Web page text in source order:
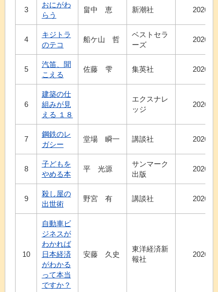
3
おにがわ
らう
畠中 恵 新潮社 2026.7
4
キジトラ
のテコ
船ケ山 哲
ベストセラ
ーズ
2026.6
5
汽笛、聞
こえる
佐藤 雫 集英社 2026.7
6
建築の仕
組みが見
える １８
エクスナレ
ッジ
2026.7
7
鋼鉄のレ
ガシー
堂場 瞬一 講談社 2026.7
8
子どもを
やめる本
平 光源
サンマーク
出版
2026.7
9
殺し屋の
出世術
野宮 有 講談社 2026.7
10
自動車ビ
ジネスが
わかれば
日本経済
がわかる
って本当
ですか？
安藤 久史
東洋経済新
報社
2026.7